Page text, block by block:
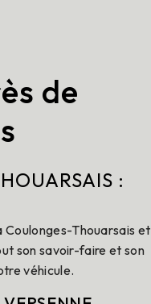
de
:
Coulonges-Thouarsais et
son savoir-faire et son
véhicule.